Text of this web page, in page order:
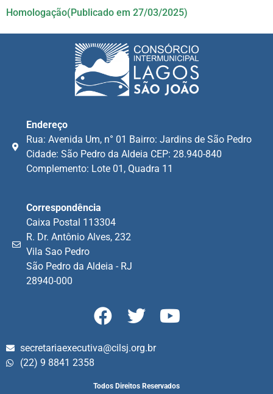
Homologação(Publicado em 27/03/2025)
Endereço
Rua: Avenida Um, n° 01 Bairro: Jardins de São Pedro
Cidade: São Pedro da Aldeia CEP: 28.940-840
Complemento: Lote 01, Quadra 11
Correspondência
Caixa Postal 113304
R. Dr. Antônio Alves, 232
Vila Sao Pedro
São Pedro da Aldeia - RJ
28940-000
secretariaexecutiva@cilsj.org.br
(22) 9 8841 2358
Todos Direitos Reservados